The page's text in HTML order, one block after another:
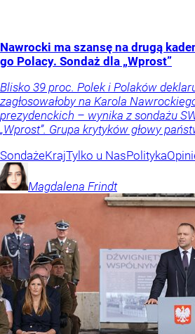
Nawrocki ma szansę na drugą
go Polacy. Sondaż dla „Wprost”
Blisko 39 proc. Polek i Polaków
zagłosowałoby na Karola
prezydenckich – wynika z sondażu
„Wprost”. Grupa krytyków głowy
SondażeKrajTylko u NasPolityka
Magdalena Frindt